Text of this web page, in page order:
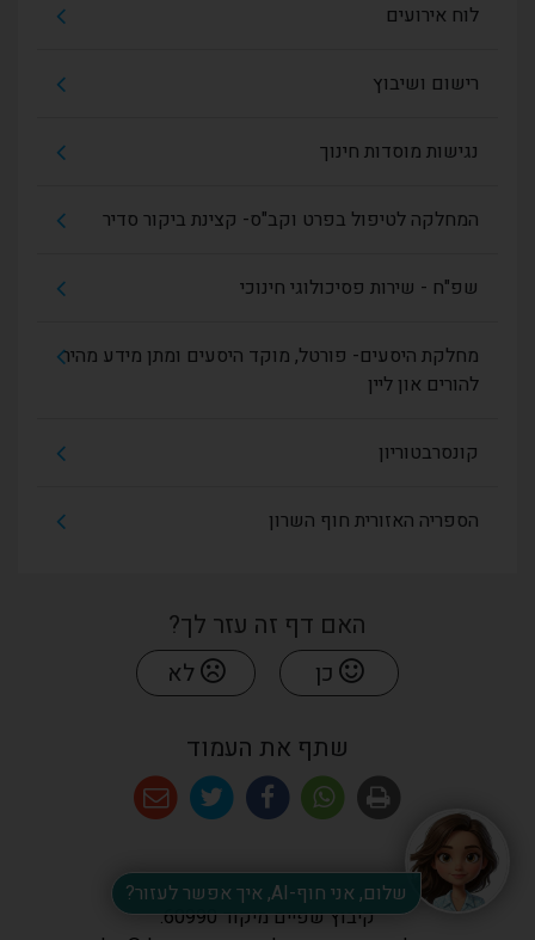
שלום, אני חוף-AI, איך אפשר לעזור?
לוח אירועים
רישום ושיבוץ
נגישות מוסדות חינוך
המחלקה לטיפול בפרט וקב"ס- קצינת ביקור סדיר
שפ"ח - שירות פסיכולוגי חינוכי
מחלקת היסעים- פורטל, מוקד היסעים ומתן מידע מהיר
להורים און ליין
קונסרבטוריון
הספריה האזורית חוף השרון
האם דף זה עזר לך?
כן לא
שתף את העמוד
קיבוץ שפיים מיקוד 60990.